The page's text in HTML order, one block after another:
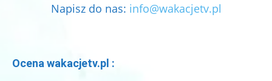
Napisz do nas: info@wakacjetv.pl
Ocena wakacjetv.pl :